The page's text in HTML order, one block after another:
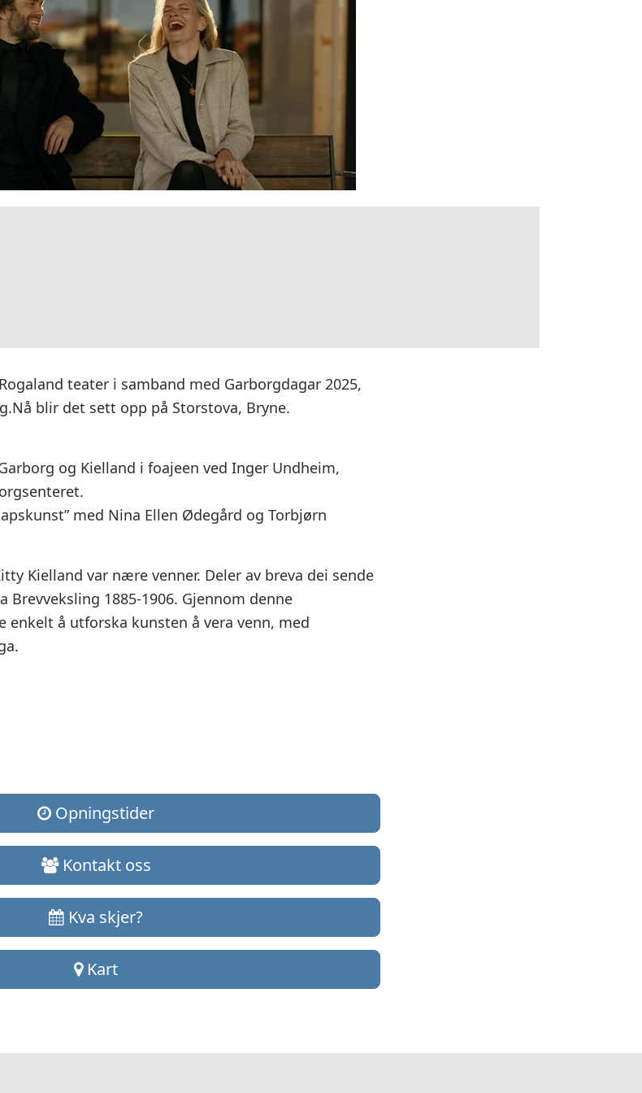
teater i samband med Garborgdagar 2025,
blir det sett opp på Storstova, Bryne.
og Kielland i foajeen ved Inger Undheim,
med Nina Ellen Ødegård og Torbjørn
Kielland var nære venner. Deler av breva dei sende
Brevveksling 1885-1906. Gjennom denne
enkelt å utforska kunsten å vera venn, med
Opningstider
Kontakt oss
Kva skjer?
Kart